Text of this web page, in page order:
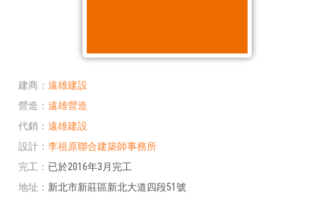
建商
遠雄建設
營造
遠雄營造
代銷
遠雄建設
設計
李祖原聯合建築師事務所
完工
已於2016年3月完工
地址
新北市新莊區新北大道四段51號